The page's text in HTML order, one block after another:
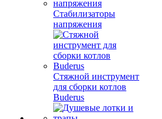
Стабилизаторы
напряжения
Стяжной инструмент
для сборки котлов
Buderus